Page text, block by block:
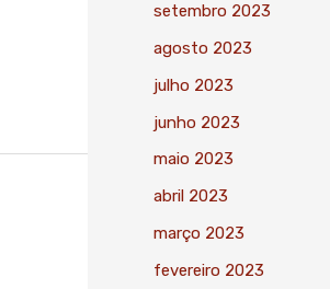
setembro 2023
agosto 2023
julho 2023
junho 2023
maio 2023
abril 2023
março 2023
fevereiro 2023